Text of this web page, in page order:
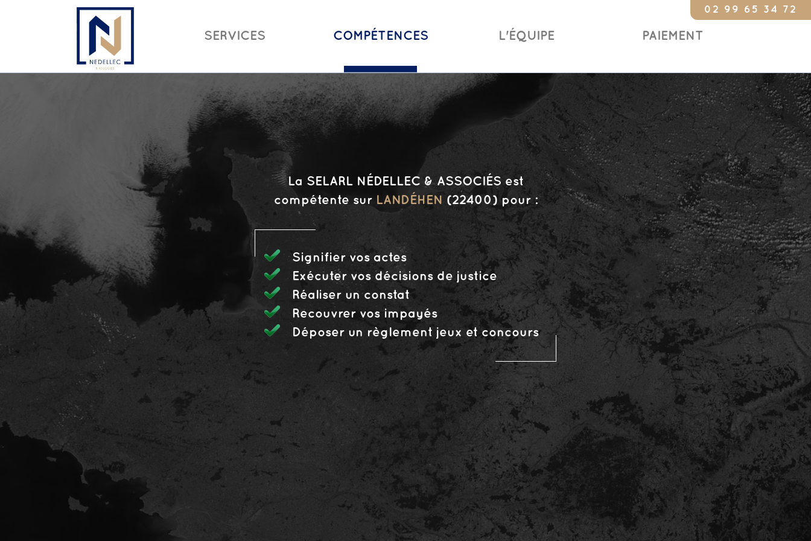
SERVICES COMPÉTENCES L'ÉQUIPE PAIEMENT
Constat
02 99 65 34 72
La SELARL NÉDELLEC & ASSOCIÉS est
compétente sur LANDÉHEN (22400) pour :
Signifier vos actes
Exécuter vos décisions de justice
Réaliser un constat
Recouvrer vos impayés
Déposer un règlement jeux et concours